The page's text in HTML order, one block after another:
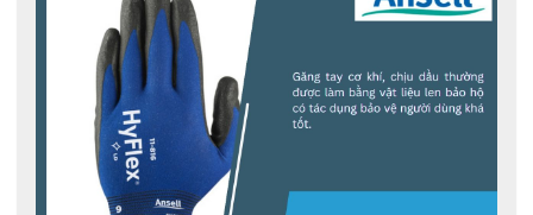
Chính sự kết hợp hoàn hảo giữa nitrile – sợi tổng hợp – TPR
đã tạo nên một sản phẩm có độ bền cao, chống mài mòn,
chống rách và đâm xuyên tốt, phù hợp cho cả môi trường
khô lẫn ẩm.